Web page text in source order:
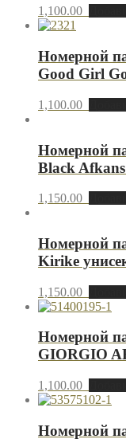
1,100.00
Номерной
Good Girl
1,100.00
Номерной
Black
1,150.00
Номерной
Kirike
1,150.00
Номерной
GIORGIO
1,100.00
Номерной